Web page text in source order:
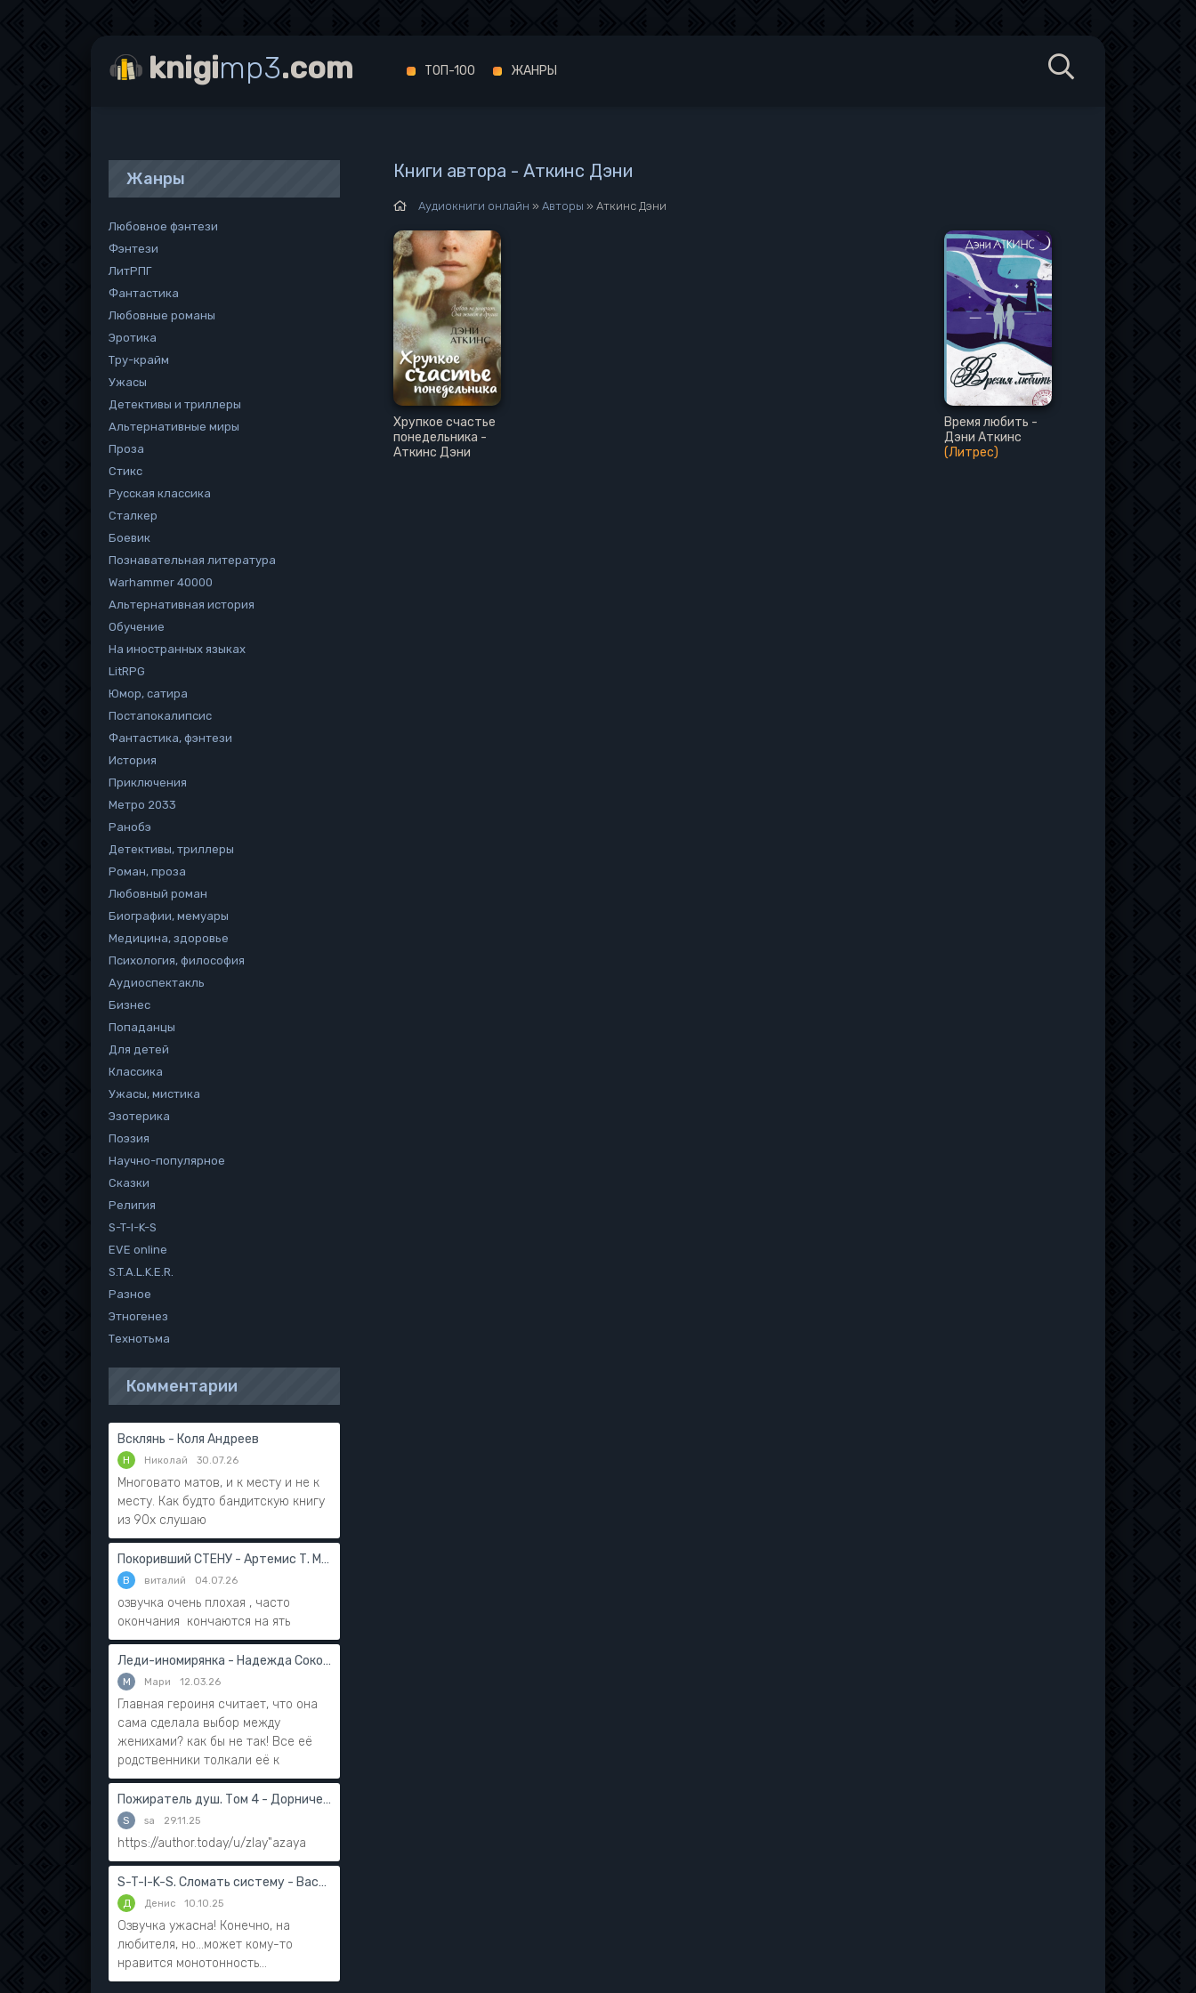
Книги автора - Аткинс Дэни
Аудиокниги онлайн » Авторы » Аткинс Дэни
Хрупкое счастье
понедельника -
Аткинс Дэни
Время любить -
Дэни Аткинс
(Литрес)
Жанры
Любовное фэнтези
Фэнтези
ЛитРПГ
Фантастика
Любовные романы
Эротика
Тру-крайм
Ужасы
Детективы и триллеры
Альтернативные миры
Проза
Стикс
Русская классика
Сталкер
Боевик
Познавательная литература
Warhammer 40000
Альтернативная история
Обучение
На иностранных языках
LitRPG
Юмор, сатира
Постапокалипсис
Фантастика, фэнтези
История
Приключения
Метро 2033
Ранобэ
Детективы, триллеры
Роман, проза
Любовный роман
Биографии, мемуары
Медицина, здоровье
Психология, философия
Аудиоспектакль
Бизнес
Попаданцы
Для детей
Классика
Ужасы, мистика
Эзотерика
Поэзия
Научно-популярное
Сказки
Религия
S-T-I-K-S
EVE online
S.T.A.L.K.E.R.
Разное
Этногенез
Технотьма
Комментарии
Всклянь - Коля Андреев
Н Николай 30.07.26
Многовато матов, и к месту и не к
месту. Как будто бандитскую книгу
из 90х слушаю
Покоривший СТЕНУ - Артемис Т. Мантикор
В виталий 04.07.26
озвучка очень плохая , часто
окончания кончаются на ять
Леди-иномирянка - Надежда Соколова
М Мари 12.03.26
Главная героиня считает, что она
сама сделала выбор между
женихами? как бы не так! Все её
родственники толкали её к
Пожиратель душ. Том 4 - Дорничев Дмитрий
S sa 29.11.25
https://author.today/u/zlay"azaya
S-T-I-K-S. Сломать систему - Василий Мушинский
Д Денис 10.10.25
Озвучка ужасна! Конечно, на
любителя, но...может кому-то
нравится монотонность...
knigimp3.com ТОП-100 ЖАНРЫ